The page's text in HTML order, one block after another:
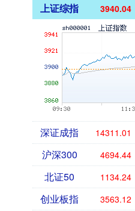
上证综指 3940.04
深证成指 14311.01
沪深300 4694.44
北证50 1134.24
创业板指 3563.12